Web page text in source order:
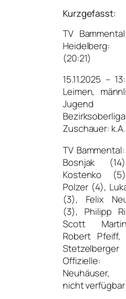
Kurzgefasst:
TV
(20:21)
15.11.2025 –
Leimen,
Jugend
Zuschauer: k.A.
TV
Bosnjak
Kostenko
Polzer (4),
(3), Felix
(3), Philipp
Scott
Robert Pfeiff,
Stetzelberger
Offizielle:
Neuhäuser,
nicht